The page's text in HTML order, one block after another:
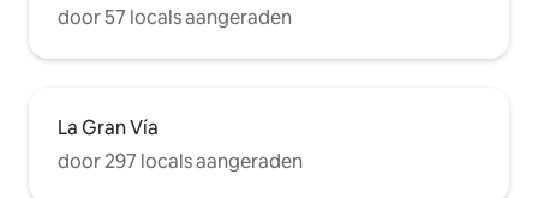
door 57 locals aangeraden
La Gran Vía
door 297 locals aangeraden